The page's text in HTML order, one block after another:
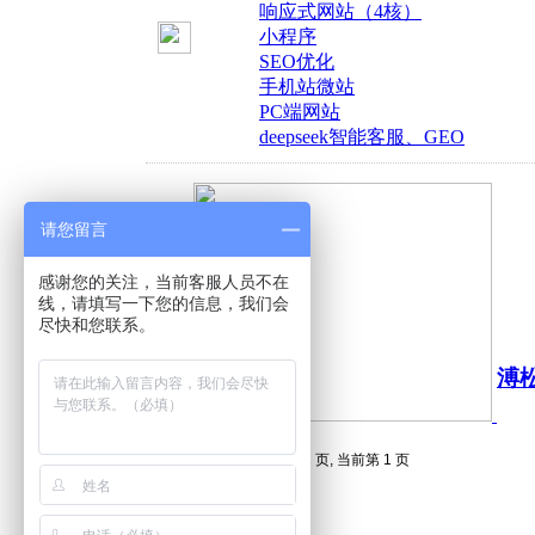
响应式网站（4核）
小程序
SEO优化
手机站微站
PC端网站
deepseek智能客服、GEO
溥
1 总计 1 个记录分为 1 页, 当前第 1 页
请您留言
感谢您的关注，当前客服人员不在
线，请填写一下您的信息，我们会
尽快和您联系。